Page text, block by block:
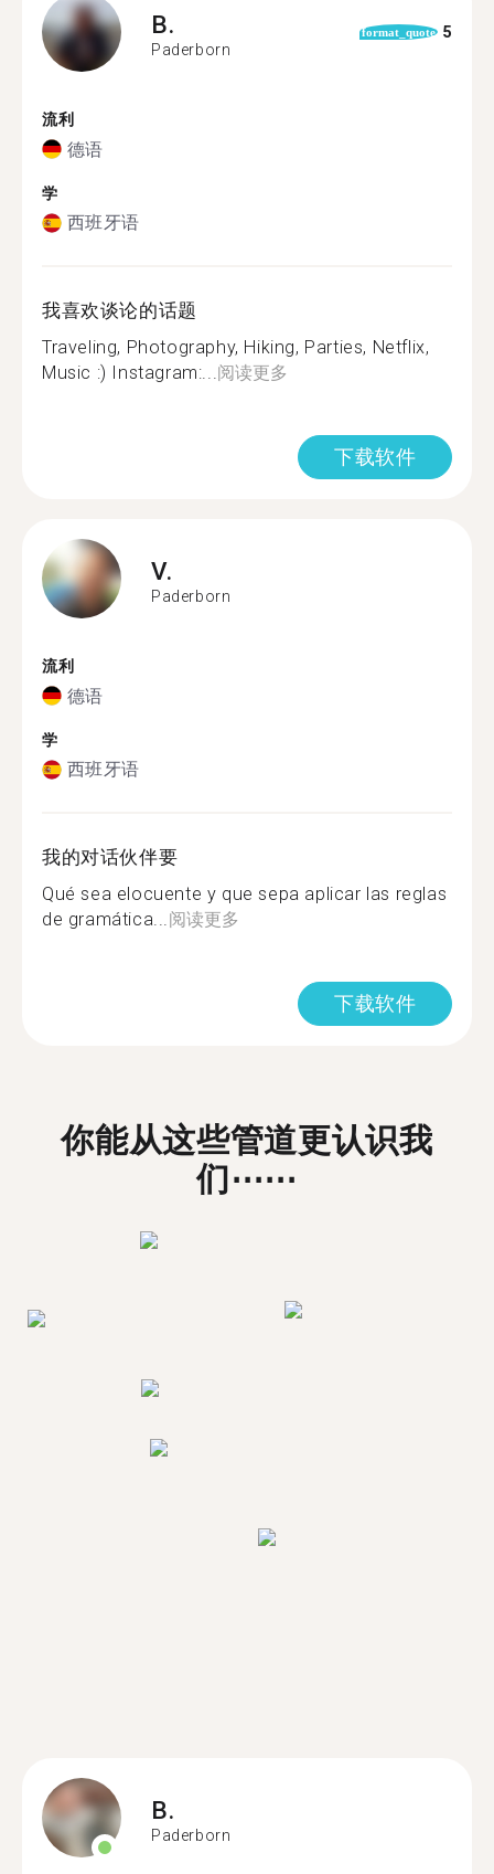
B.
Paderborn
format_quote 5
流利
德语
学
西班牙语
我喜欢谈论的话题
Traveling, Photography, Hiking, Parties, Netflix,
Music :) Instagram:...阅读更多
下载软件
V.
Paderborn
流利
德语
学
西班牙语
我的对话伙伴要
Qué sea elocuente y que sepa aplicar las reglas
de gramática...阅读更多
下载软件
你能从这些管道更认识我
们⋯⋯
B.
Paderborn